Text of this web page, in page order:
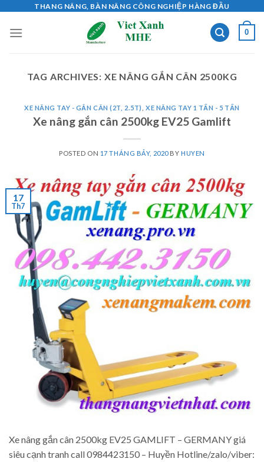
content
THANG NÂNG, BÀN NÂNG CÔNG NGHIỆP HÀNG ĐẦU
0
TAG ARCHIVES: XE NÂNG GẮN CÂN 2500KG
XE NÂNG TAY - GẮN CÂN (2T, 2.5T) ,XE NÂNG TAY 1 TẤN - 5 TẤN
Xe nâng gắn cân 2500kg EV25 Gamlift
POSTED ON 17 THÁNG BẢY, 2020BYHUYEN
17
Th7
Xe nâng gắn cân 2500kg EV25 GAMLIFT – GERMANY giá
siêu cạnh tranh call 0984423150 – Huyền Hotline/zalo/viber: